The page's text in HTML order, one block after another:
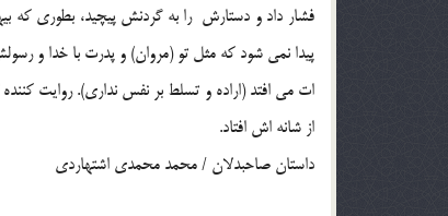
فشار داد و دستارش ‍ را به گردنش پيچيد، بطوري كه
پيدا نمي شود كه مثل تو (مروان) و پدرت با خدا و
ات مي افتد (اراده و تسلط بر نفس نداري). روايت
از شانه اش افتاد.
داستان صاحبدلان / محمد محمدي اشتهاردي